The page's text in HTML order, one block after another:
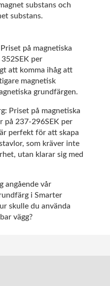
substans och
substans.
på magnetiska
per
att komma ihåg att
magnetisk
grundfärgen.
Priset på magnetiska
på 237-296SEK per
perfekt för att skapa
som kräver inte
utan klarar sig med
angående vår
i Smarter
skulle du använda
vägg?